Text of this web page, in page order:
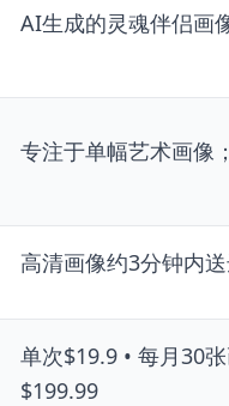
AI生成的灵魂伴侣画
专注于单幅艺术画像
高清画像约3分钟内
单次$19.9 • 每月30
$199.99